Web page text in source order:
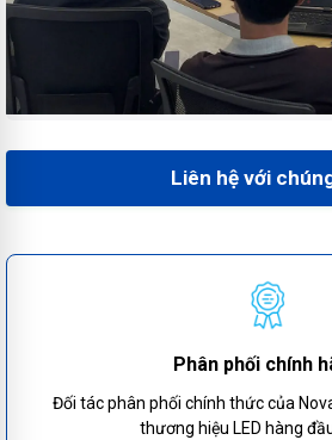
Liên hệ với
Phân phối chính
Đối tác phân phối chính thức của
thương hiệu LED hàng